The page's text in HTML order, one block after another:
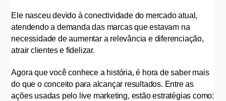
Ele nasceu devido à conectividade do mercado atual,
atendendo a demanda das marcas que estavam na
necessidade de aumentar a relevância e diferenciação,
atrair clientes e fidelizar.
Agora que você conhece a história, é hora de saber mais
do que o conceito para alcançar resultados. Entre as
ações usadas pelo live marketing, estão estratégias como: